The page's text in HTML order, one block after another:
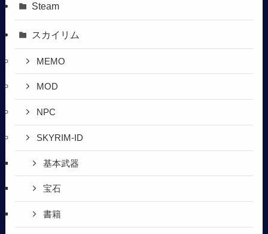
Steam
スカイリム
MEMO
MOD
NPC
SKYRIM-ID
基本武器
宝石
書籍